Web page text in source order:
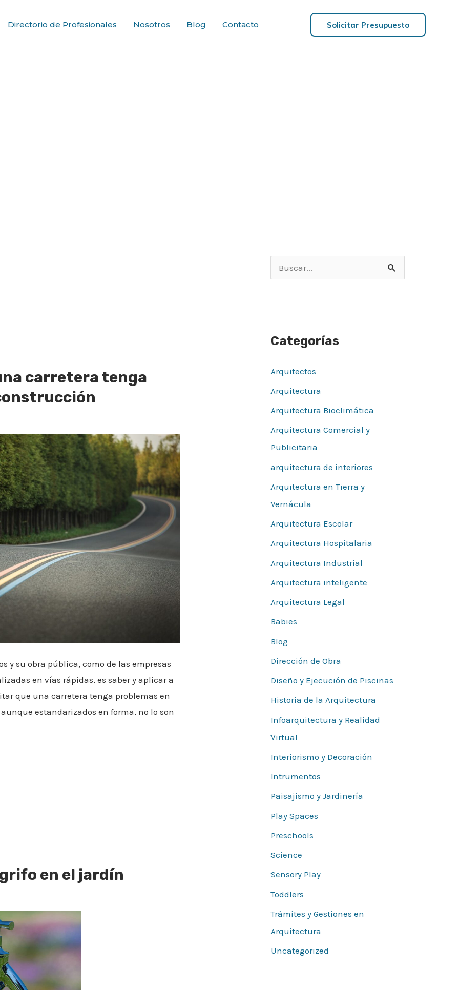
Directorio de Profesionales Nosotros Blog Contacto Solicitar Presupuesto
carretera tenga
y su obra pública, como de las empresas
en vías rápidas, es saber y aplicar a
que una carretera tenga problemas en
estandarizados en forma, no lo son
en el jardín
a
p
o
r
:
Categorías
Arquitectos
Arquitectura
Arquitectura Bioclimática
Arquitectura Comercial y
Publicitaria
arquitectura de interiores
Arquitectura en Tierra y
Vernácula
Arquitectura Escolar
Arquitectura Hospitalaria
Arquitectura Industrial
Arquitectura inteligente
Arquitectura Legal
Babies
Blog
Dirección de Obra
Diseño y Ejecución de Piscinas
Historia de la Arquitectura
Infoarquitectura y Realidad
Virtual
Interiorismo y Decoración
Intrumentos
Paisajismo y Jardinería
Play Spaces
Preschools
Science
Sensory Play
Toddlers
Trámites y Gestiones en
Arquitectura
Uncategorized